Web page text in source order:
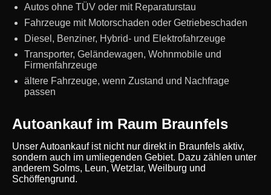
Autos ohne TÜV oder mit Reparaturstau
Fahrzeuge mit Motorschaden oder Getriebeschaden
Diesel, Benziner, Hybrid- und Elektrofahrzeuge
Transporter, Geländewagen, Wohnmobile und
Firmenfahrzeuge
ältere Fahrzeuge, wenn Zustand und Nachfrage
passen
Autoankauf im Raum Braunfels
Unser Autoankauf ist nicht nur direkt in Braunfels aktiv,
sondern auch im umliegenden Gebiet. Dazu zählen unter
anderem Solms, Leun, Wetzlar, Weilburg und
Schöffengrund.